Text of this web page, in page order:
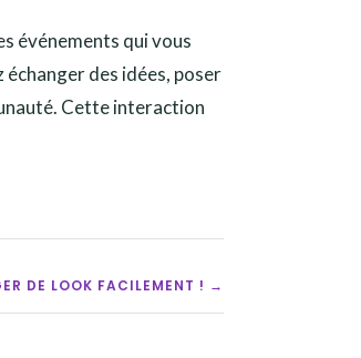
événements qui vous
des idées, poser
Cette interaction
DE LOOK FACILEMENT ! →